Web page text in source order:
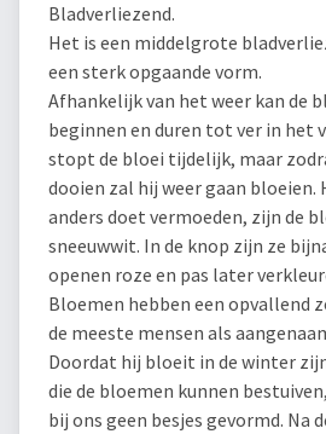
Bladverliezend.
Het is een middelgrote
een sterk opgaande vorm.
Afhankelijk van het weer kan de
beginnen en duren tot ver in het
stopt de bloei tijdelijk, maar
dooien zal hij weer gaan bloeien.
anders doet vermoeden, zijn de
sneeuwwit. In de knop zijn ze
openen roze en pas later
Bloemen hebben een opvallend
de meeste mensen als
Doordat hij bloeit in de winter
die de bloemen kunnen
bij ons geen besjes gevormd. Na